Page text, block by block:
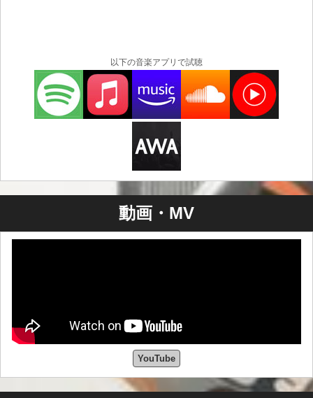
以下の音楽アプリで試聴
動画・MV
YouTube